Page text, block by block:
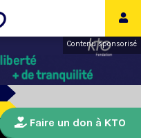
Contenu sponsorisé
Faire un don à KTO